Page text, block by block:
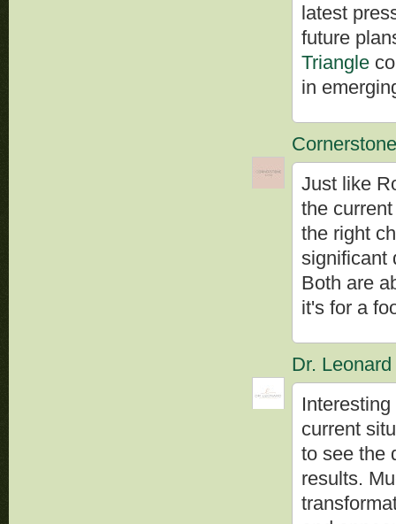
latest
future
Triangle
in
Just like
the
the right
significant
Both are
it's for a
Dr.
current
to see the
results.